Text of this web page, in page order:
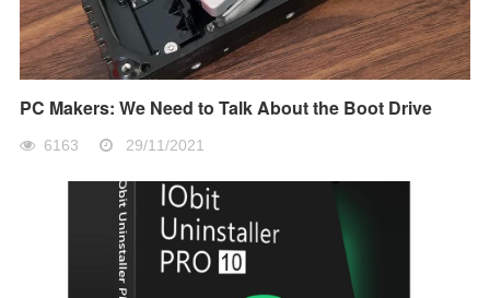
PC Makers: We Need to Talk About the Boot Drive
6163 29/11/2021